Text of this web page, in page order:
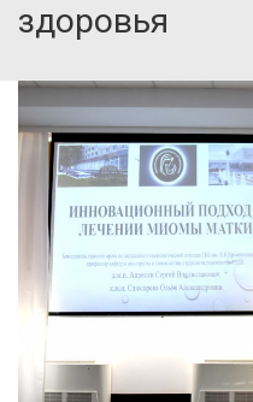
здоровья